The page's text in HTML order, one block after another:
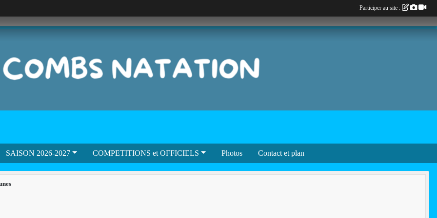
SAISON 2026-2027 COMPETITIONS et OFFICIELS Photos Contact et plan
Participer au site :